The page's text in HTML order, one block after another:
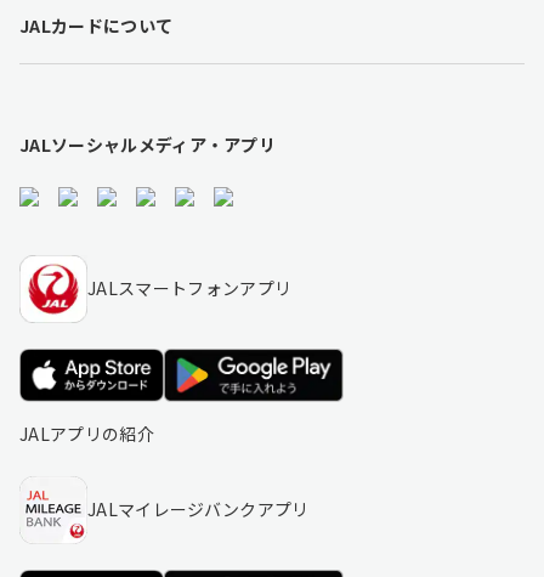
s
JALカードについて
JALソーシャルメディア・アプリ
JALスマートフォンアプリ
JALアプリの紹介
JALマイレージバンクアプリ